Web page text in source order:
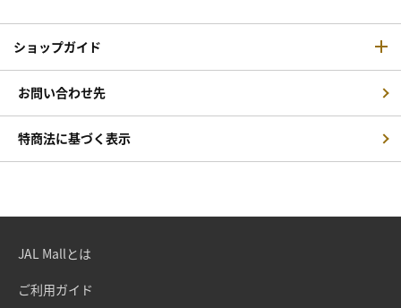
ショップガイド
お問い合わせ先
特商法に基づく表示
JAL Mallとは
ご利用ガイド